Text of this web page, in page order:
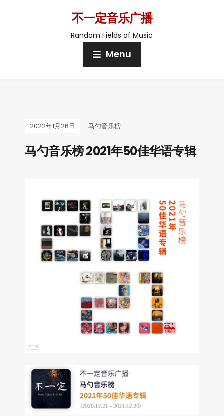
不一定音乐广播
Random Fields of Music
Menu
2022年1月26日 马勺音乐榜
马勺音乐榜 2021年50佳华语专辑